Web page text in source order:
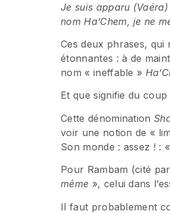
Je suis apparu
nom Ha’Chem, je ne
Ces deux phrases,
étonnantes : à de
nom « ineffable »
Et que signifie du
Cette dénomination
voir une notion de «
Son monde : assez ! : «
Pour Rambam (cité
même », celui dans
Il faut probablement